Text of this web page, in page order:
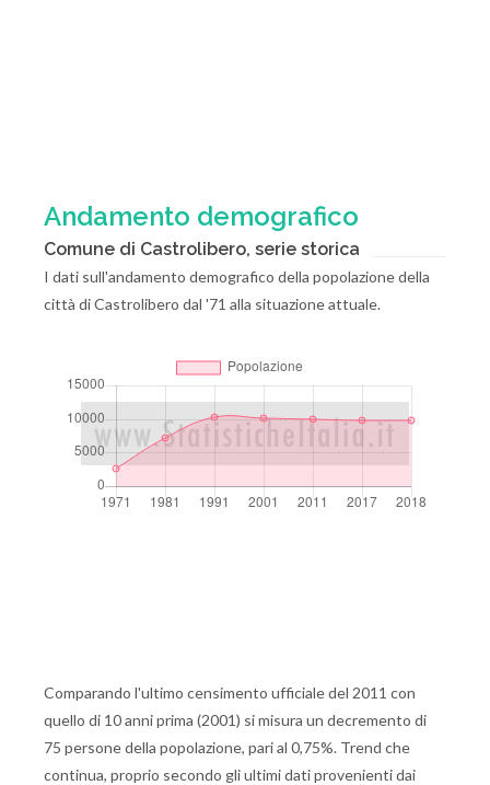
Andamento demografico
Comune di Castrolibero, serie storica
I dati sull'andamento demografico della popolazione della
città di Castrolibero dal '71 alla situazione attuale.
Comparando l'ultimo censimento ufficiale del 2011 con
quello di 10 anni prima (2001) si misura un decremento di
75 persone della popolazione, pari al 0,75%. Trend che
continua, proprio secondo gli ultimi dati provenienti dai